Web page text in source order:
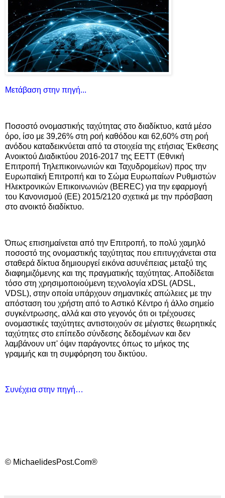
Μετάβαση στην πηγή...
Ποσοστό ονομαστικής ταχύτητας στο διαδίκτυο, κατά μέσο
όρο, ίσο με 39,26% στη ροή καθόδου και 62,60% στη ροή
ανόδου καταδεικνύεται από τα στοιχεία της ετήσιας Έκθεσης
Ανοικτού Διαδικτύου 2016-2017 της ΕΕΤΤ (Εθνική
Επιτροπή Τηλεπικοινωνιών και Ταχυδρομείων) προς την
Ευρωπαϊκή Επιτροπή και το Σώμα Ευρωπαίων Ρυθμιστών
Ηλεκτρονικών Επικοινωνιών (BEREC) για την εφαρμογή
του Κανονισμού (ΕΕ) 2015/2120 σχετικά με την πρόσβαση
στο ανοικτό διαδίκτυο.
Όπως επισημαίνεται από την Επιτροπή, το πολύ χαμηλό
ποσοστό της ονομαστικής ταχύτητας που επιτυγχάνεται στα
σταθερά δίκτυα δημιουργεί εικόνα ασυνέπειας μεταξύ της
διαφημιζόμενης και της πραγματικής ταχύτητας. Αποδίδεται
τόσο στη χρησιμοποιούμενη τεχνολογία xDSL (ADSL,
VDSL), στην οποία υπάρχουν σημαντικές απώλειες με την
απόσταση του χρήστη από το Αστικό Κέντρο ή άλλο σημείο
συγκέντρωσης, αλλά και στο γεγονός ότι οι τρέχουσες
ονομαστικές ταχύτητες αντιστοιχούν σε μέγιστες θεωρητικές
ταχύτητες στο επίπεδο σύνδεσης δεδομένων και δεν
λαμβάνουν υπ' όψιν παράγοντες όπως το μήκος της
γραμμής και τη συμφόρηση του δικτύου.
Συνέχεια στην πηγή…
© MichaelidesPost.Com®